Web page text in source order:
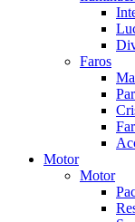
Faros
Motor
Motor